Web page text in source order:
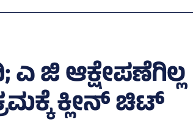
ಜಿ ಆಕ್ಷೇಪಣೆಗಿಲ್ಲ
ಕ್ಲೀನ್‌ ಚಿಟ್‌